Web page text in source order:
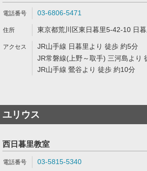
03-6806-5471
東京都荒川区東日暮里5-42-10 日
JR山手線 日暮里より 徒歩 約5分
JR常磐線(上野～取手) 三河島より
JR山手線 鶯谷より 徒歩 約10分
ユリウス
西日暮里教室
03-5815-5340